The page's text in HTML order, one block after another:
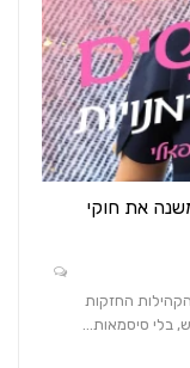
את חוקי
החזקות
בלי סיסמאות…